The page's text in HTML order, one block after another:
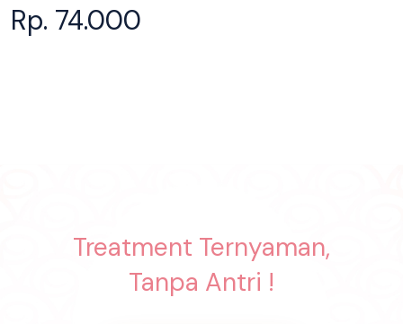
Rp. 74.000
Treatment Ternyaman,
Tanpa Antri !